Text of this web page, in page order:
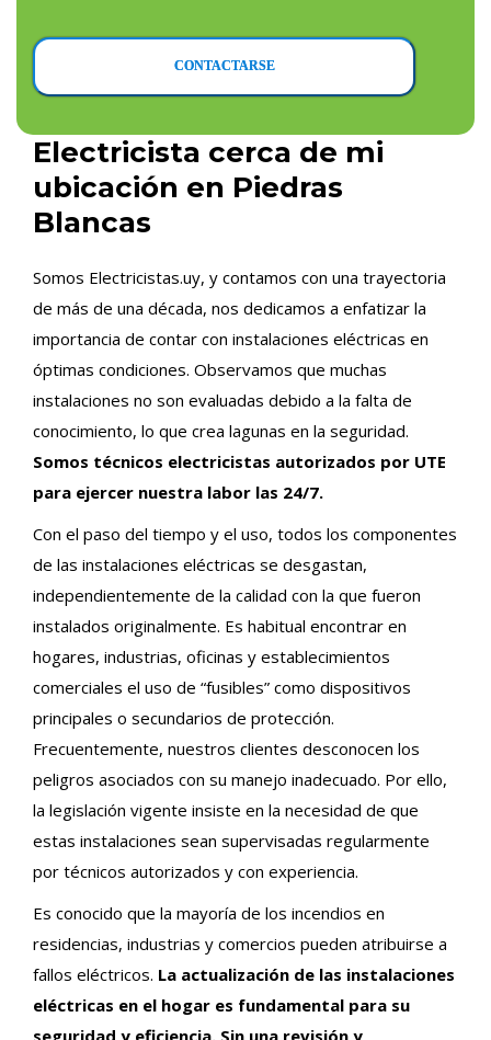
CONTACTARSE
Electricista cerca de mi
ubicación en Piedras
Blancas
Somos Electricistas.uy, y contamos con una trayectoria
de más de una década, nos dedicamos a enfatizar la
importancia de contar con instalaciones eléctricas en
óptimas condiciones. Observamos que muchas
instalaciones no son evaluadas debido a la falta de
conocimiento, lo que crea lagunas en la seguridad.
Somos técnicos electricistas autorizados por UTE
para ejercer nuestra labor las 24/7.
Con el paso del tiempo y el uso, todos los componentes
de las instalaciones eléctricas se desgastan,
independientemente de la calidad con la que fueron
instalados originalmente. Es habitual encontrar en
hogares, industrias, oficinas y establecimientos
comerciales el uso de “fusibles” como dispositivos
principales o secundarios de protección.
Frecuentemente, nuestros clientes desconocen los
peligros asociados con su manejo inadecuado. Por ello,
la legislación vigente insiste en la necesidad de que
estas instalaciones sean supervisadas regularmente
por técnicos autorizados y con experiencia.
Es conocido que la mayoría de los incendios en
residencias, industrias y comercios pueden atribuirse a
fallos eléctricos. La actualización de las instalaciones
eléctricas en el hogar es fundamental para su
seguridad y eficiencia. Sin una revisión y